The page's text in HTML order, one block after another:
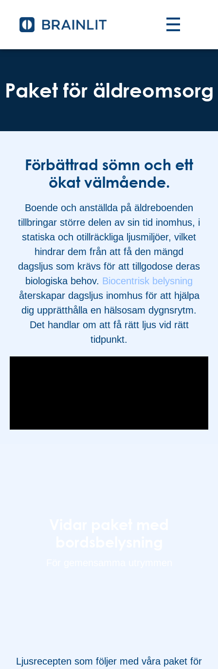
Paket för äldreomsorg
Förbättrad sömn och ett
ökat välmående.
Boende och anställda på äldreboenden
tillbringar större delen av sin tid inomhus, i
statiska och otillräckliga ljusmiljöer, vilket
hindrar dem från att få den mängd
dagsljus som krävs för att tillgodose deras
biologiska behov. Biocentrisk belysning
återskapar dagsljus inomhus för att hjälpa
dig upprätthålla en hälsosam dygnsrytm.
Det handlar om att få rätt ljus vid rätt
tidpunkt.
Ljusrecepten som följer med våra paket för